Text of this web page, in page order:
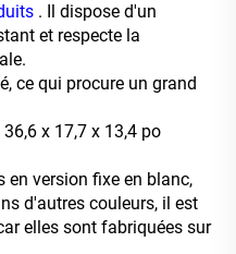
. Il dispose d'un
et respecte la
ce qui procure un grand
x 17,7 x 13,4 po
en version fixe en blanc,
d'autres couleurs, il est
elles sont fabriquées sur